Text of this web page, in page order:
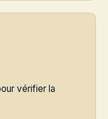
vérifier la